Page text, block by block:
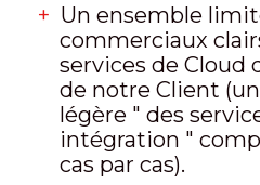
Un ensemble
commerciaux
services de Cloud
de notre Client
légère " des
intégration "
cas par cas).